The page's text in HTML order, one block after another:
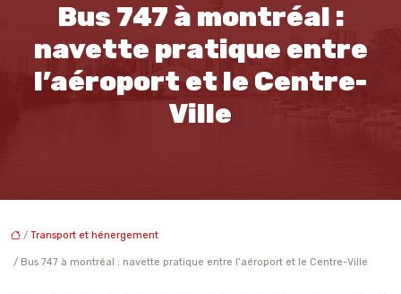
Bus 747 à montréal :
navette pratique entre
l’aéroport et le Centre-
Ville
/ Transport et hénergement
/ Bus 747 à montréal : navette pratique entre l’aéroport et le Centre-Ville